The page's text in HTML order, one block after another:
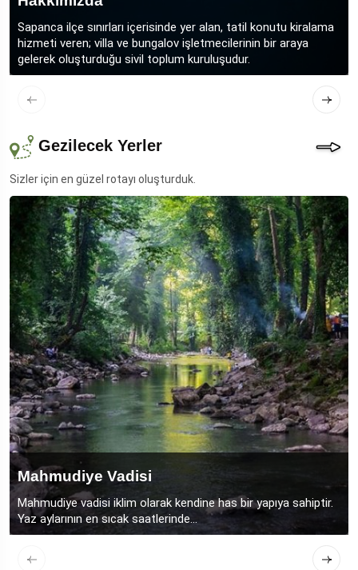
Sapanca ilçe sınırları içerisinde yer alan, tatil konutu kiralama
hizmeti veren; villa ve bungalov işletmecilerinin bir araya
gelerek oluşturduğu sivil toplum kuruluşudur.
Gezilecek Yerler
Sizler için en güzel rotayı oluşturduk.
Mahmudiye Vadisi
Mahmudiye vadisi iklim olarak kendine has bir yapıya sahiptir.
Yaz aylarının en sıcak saatlerinde...